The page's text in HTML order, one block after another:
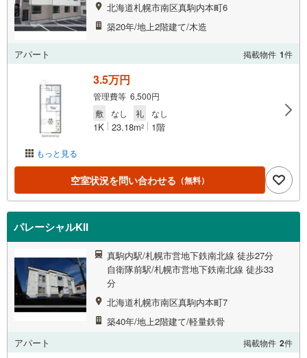
北海道札幌市南区真駒内本町6
築20年/地上2階建て/木造
アパート 掲載物件 1件
もっと見る
3.5万円
管理費等 6,500円
敷
なし 礼 なし
1K 23.18m2 1階
空室状況を問い合わせる （無料）
パレーシャルKII
真駒内駅/札幌市営地下鉄南北線 徒歩27分
自衛隊前駅/札幌市営地下鉄南北線 徒歩33
分
北海道札幌市南区真駒内本町7
築40年/地上2階建て/軽量鉄骨
アパート
掲載物件 2件